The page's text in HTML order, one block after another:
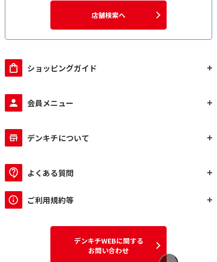
店舗検索へ
ショッピングガイド
会員メニュー
デンキチについて
よくある質問
ご利用規約等
デンキチWEBに関する
お問い合わせ